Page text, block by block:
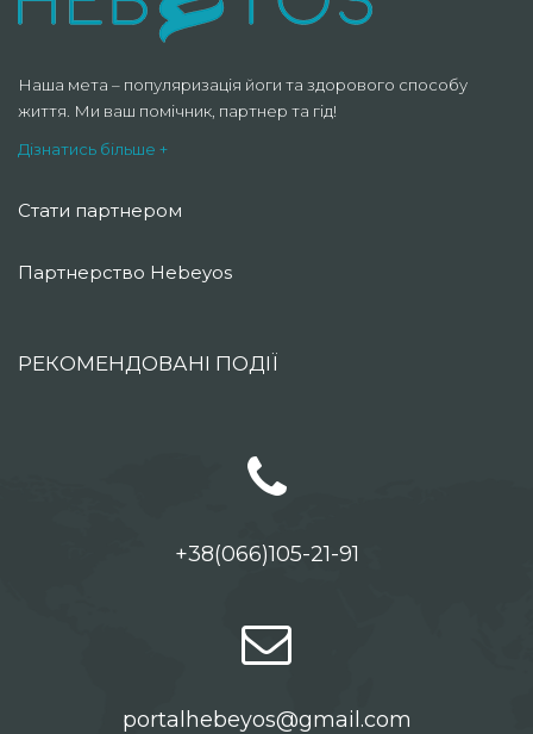
Наша мета – популяризація йоги та здорового способу
життя. Ми ваш помічник, партнер та гід!
Дізнатись більше +
Стати партнером
Партнерство Hebeyos
РЕКОМЕНДОВАНІ ПОДІЇ
+38(066)105-21-91
portalhebeyos@gmail.com